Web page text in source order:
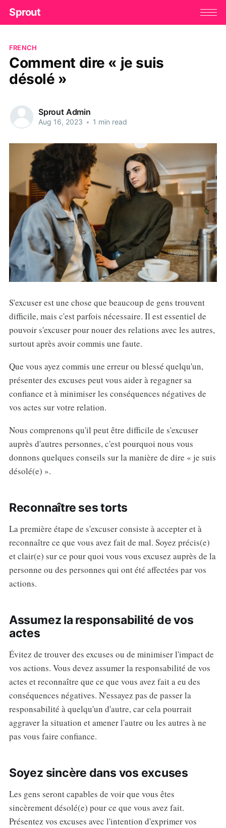
Sprout
FRENCH
Comment dire « je suis
désolé »
Sprout Admin
Aug 16, 2023 • 1 min read
S'excuser est une chose que beaucoup de gens trouvent
difficile, mais c'est parfois nécessaire. Il est essentiel de
pouvoir s'excuser pour nouer des relations avec les autres,
surtout après avoir commis une faute.
Que vous ayez commis une erreur ou blessé quelqu'un,
présenter des excuses peut vous aider à regagner sa
confiance et à minimiser les conséquences négatives de
vos actes sur votre relation.
Nous comprenons qu'il peut être difficile de s'excuser
auprès d'autres personnes, c'est pourquoi nous vous
donnons quelques conseils sur la manière de dire « je suis
désolé(e) ».
Reconnaître ses torts
La première étape de s'excuser consiste à accepter et à
reconnaître ce que vous avez fait de mal. Soyez précis(e)
et clair(e) sur ce pour quoi vous vous excusez auprès de la
personne ou des personnes qui ont été affectées par vos
actions.
Assumez la responsabilité de vos
actes
Évitez de trouver des excuses ou de minimiser l'impact de
vos actions. Vous devez assumer la responsabilité de vos
actes et reconnaître que ce que vous avez fait a eu des
conséquences négatives. N'essayez pas de passer la
responsabilité à quelqu'un d'autre, car cela pourrait
aggraver la situation et amener l'autre ou les autres à ne
pas vous faire confiance.
Soyez sincère dans vos excuses
Les gens seront capables de voir que vous êtes
sincèrement désolé(e) pour ce que vous avez fait.
Présentez vos excuses avec l'intention d'exprimer vos